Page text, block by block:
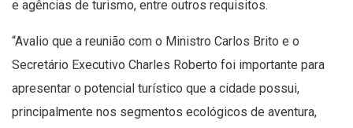
e agências de turismo, entre outros requisitos.
“Avalio que a reunião com o Ministro Carlos Brito e o
Secretário Executivo Charles Roberto foi importante para
apresentar o potencial turístico que a cidade possui,
principalmente nos segmentos ecológicos de aventura,